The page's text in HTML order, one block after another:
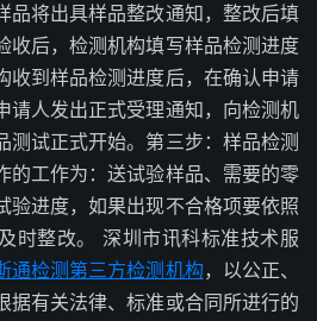
品将出具样品整改通知，整改后填
收后，检测机构填写样品检测进度
收到样品检测进度后，在确认申请
请人发出正式受理通知，向检测机
测试正式开始。第三步：样品检测
的工作为：送试验样品、需要的零
验进度，如果出现不合格项要依照
时整改。 深圳市讯科标准技术服
通检测 第三方检测机构，以公正、
据有关法律、标准或合同所进行的